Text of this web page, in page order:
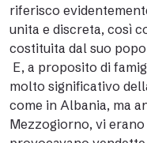
riferisco
unita e discreta, così
costituita dal suo
E, a proposito di
molto significativo
come in Albania, ma
Mezzogiorno, vi